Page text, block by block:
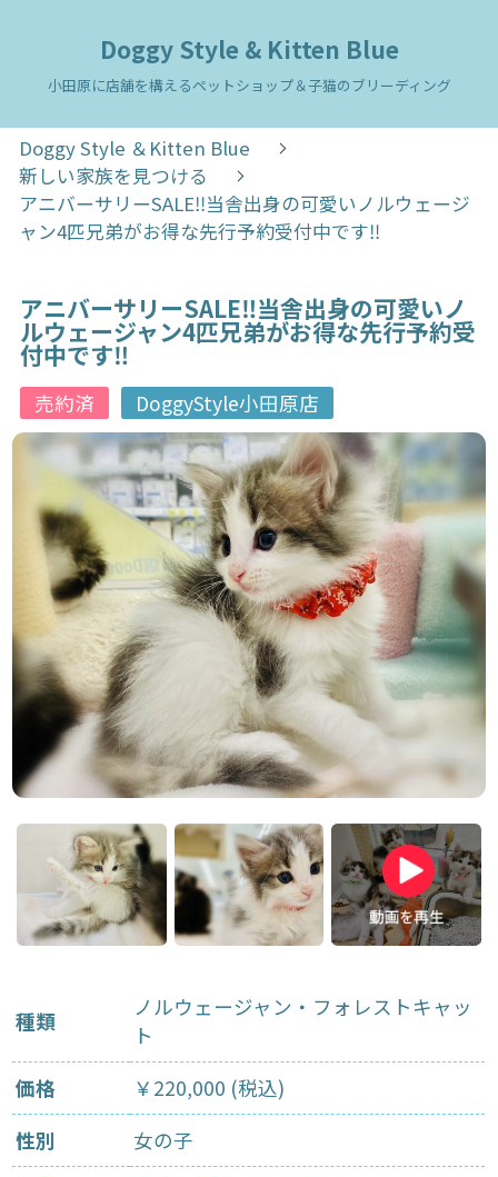
Doggy Style & Kitten Blue
小田原に店舗を構えるペットショップ＆子猫のブリーディング
Doggy Style ＆Kitten Blue
新しい家族を見つける
アニバーサリーSALE‼️当舎出身の可愛いノルウェージ
ャン4匹兄弟がお得な先行予約受付中です‼️
アニバーサリーSALE‼️当舎出身の可愛いノ
ルウェージャン4匹兄弟がお得な先行予約受
付中です‼️
売約済 DoggyStyle小田原店
種類
ノルウェージャン・フォレストキャッ
ト
価格
￥220,000 (税込)
性別
女の子